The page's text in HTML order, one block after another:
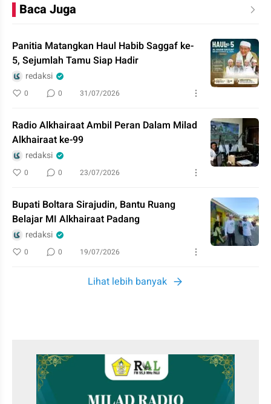
Baca Juga
Panitia Matangkan Haul Habib Saggaf ke-
5, Sejumlah Tamu Siap Hadir
redaksi
0 0 31/07/2026
Radio Alkhairaat Ambil Peran Dalam Milad
Alkhairaat ke-99
redaksi
0 0 23/07/2026
Bupati Boltara Sirajudin, Bantu Ruang
Belajar MI Alkhairaat Padang
redaksi
0 0 19/07/2026
Lihat lebih banyak